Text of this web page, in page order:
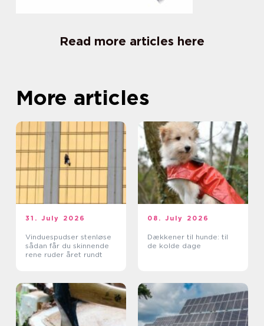
Read more articles here
More articles
31. July 2026
Vinduespudser stenløse
sådan får du skinnende
rene ruder året rundt
08. July 2026
Dækkener til hunde: til
de kolde dage